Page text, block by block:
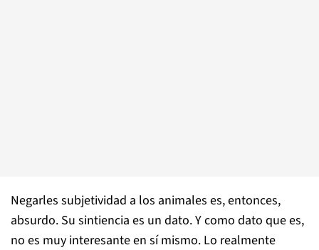
Negarles subjetividad a los animales es, entonces,
absurdo. Su sintiencia es un dato. Y como dato que es,
no es muy interesante en sí mismo. Lo realmente